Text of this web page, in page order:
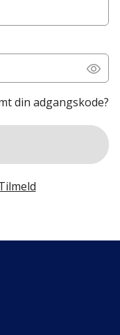
din adgangskode?